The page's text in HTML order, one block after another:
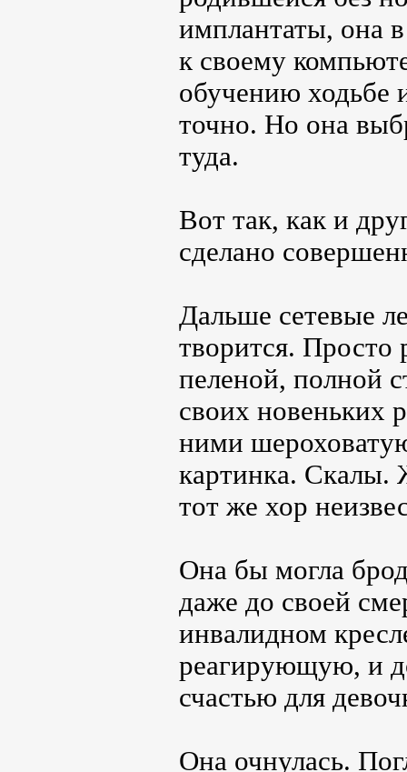
имплантаты, она
к своему
обучению ходьбе
точно. Но она
туда.
Вот так, как и
сделано
Дальше сетевые
творится.
пеленой, полной
своих новеньких
ними
картинка. Скалы.
тот же хор
Она бы могла
даже до своей
инвалидном
реагирующую, и
счастью для
Она очнулась.